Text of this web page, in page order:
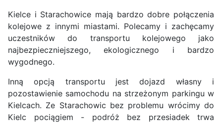
Kielce i Starachowice mają bardzo dobre połączenia
kolejowe z innymi miastami. Polecamy i zachęcamy
uczestników do transportu kolejowego jako
najbezpieczniejszego, ekologicznego i bardzo
wygodnego.
Inną opcją transportu jest dojazd własny i
pozostawienie samochodu na strzeżonym parkingu w
Kielcach. Ze Starachowic bez problemu wrócimy do
Kielc pociągiem - podróż bez przesiadek trwa